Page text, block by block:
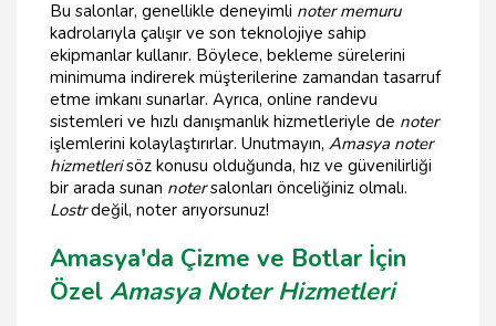
Bu salonlar, genellikle deneyimli noter memuru
kadrolarıyla çalışır ve son teknolojiye sahip
ekipmanlar kullanır. Böylece, bekleme sürelerini
minimuma indirerek müşterilerine zamandan tasarruf
etme imkanı sunarlar. Ayrıca, online randevu
sistemleri ve hızlı danışmanlık hizmetleriyle de noter
işlemlerini kolaylaştırırlar. Unutmayın, Amasya noter
hizmetlerisöz konusu olduğunda, hız ve güvenilirliği
bir arada sunan notersalonları önceliğiniz olmalı.
Lostrdeğil, noter arıyorsunuz!
Amasya'da Çizme ve Botlar İçin
Özel Amasya Noter Hizmetleri